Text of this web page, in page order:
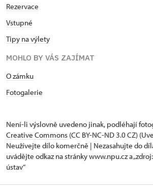
Rezervace
Vstupné
Tipy na výlety
MOHLO BY VÁS ZAJÍMAT
O zámku
Fotogalerie
Není-li výslovně uvedeno jinak, podléhají
Creative Commons (CC BY-NC-ND 3.0 CZ)
Neužívejte dílo komerčně | Nezasahujte do
uvádějte odkaz na stránky www.npu.cz a
ústav“